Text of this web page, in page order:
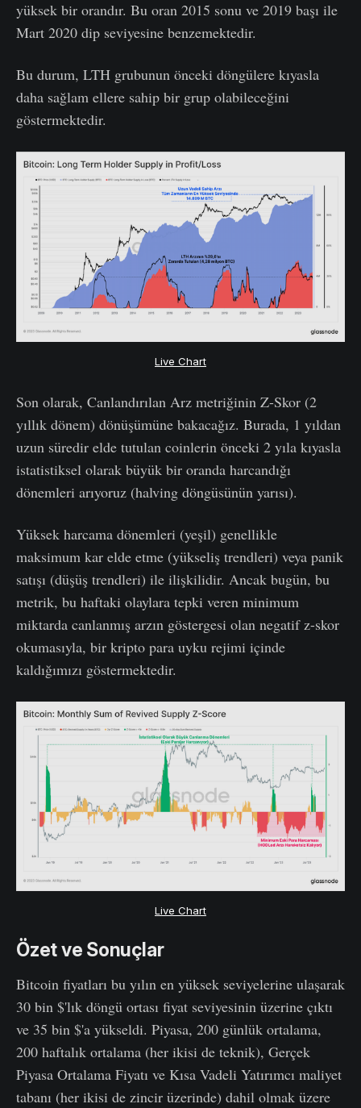
yüksek bir orandır. Bu oran 2015 sonu ve 2019 başı ile
Mart 2020 dip seviyesine benzemektedir.
Bu durum, LTH grubunun önceki döngülere kıyasla
daha sağlam ellere sahip bir grup olabileceğini
göstermektedir.
Live Chart
Son olarak, Canlandırılan Arz metriğinin Z-Skor (2
yıllık dönem) dönüşümüne bakacağız. Burada, 1 yıldan
uzun süredir elde tutulan coinlerin önceki 2 yıla kıyasla
istatistiksel olarak büyük bir oranda harcandığı
dönemleri arıyoruz (halving döngüsünün yarısı).
Yüksek harcama dönemleri (yeşil) genellikle
maksimum kar elde etme (yükseliş trendleri) veya panik
satışı (düşüş trendleri) ile ilişkilidir. Ancak bugün, bu
metrik, bu haftaki olaylara tepki veren minimum
miktarda canlanmış arzın göstergesi olan negatif z-skor
okumasıyla, bir kripto para uyku rejimi içinde
kaldığımızı göstermektedir.
Live Chart
Özet ve Sonuçlar
Bitcoin fiyatları bu yılın en yüksek seviyelerine ulaşarak
30 bin $'lık döngü ortası fiyat seviyesinin üzerine çıktı
ve 35 bin $'a yükseldi. Piyasa, 200 günlük ortalama,
200 haftalık ortalama (her ikisi de teknik), Gerçek
Piyasa Ortalama Fiyatı ve Kısa Vadeli Yatırımcı maliyet
tabanı (her ikisi de zincir üzerinde) dahil olmak üzere